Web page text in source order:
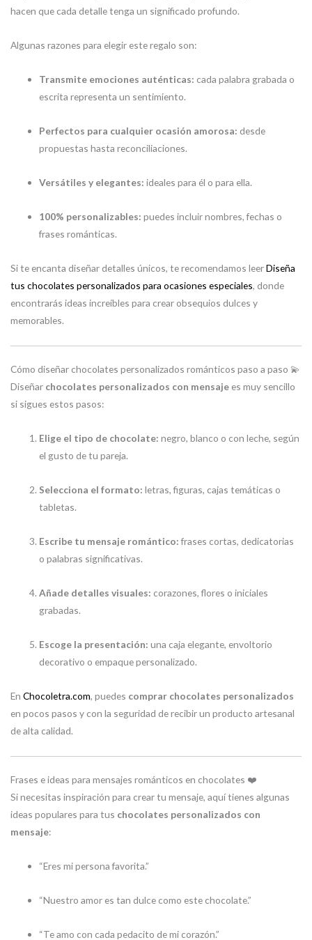
hacen que cada detalle tenga un significado profundo.
Algunas razones para elegir este regalo son:
Transmite emociones auténticas: cada palabra grabada o
escrita representa un sentimiento.
Perfectos para cualquier ocasión amorosa: desde
propuestas hasta reconciliaciones.
Versátiles y elegantes: ideales para él o para ella.
100% personalizables: puedes incluir nombres, fechas o
frases románticas.
Si te encanta diseñar detalles únicos, te recomendamos leerDiseña
tus chocolates personalizados para ocasiones especiales, donde
encontrarás ideas increíbles para crear obsequios dulces y
memorables.
Cómo diseñar chocolates personalizados románticos paso a paso 💫
Diseñar chocolates personalizados con mensaje es muy sencillo
si sigues estos pasos:
Elige el tipo de chocolate: negro, blanco o con leche, según
el gusto de tu pareja.
Selecciona el formato: letras, figuras, cajas temáticas o
tabletas.
Escribe tu mensaje romántico:frases cortas, dedicatorias
o palabras significativas.
Añade detalles visuales: corazones, flores o iniciales
grabadas.
Escoge la presentación: una caja elegante, envoltorio
decorativo o empaque personalizado.
En Chocoletra.com, puedes comprar chocolates personalizados
en pocos pasos y con la seguridad de recibir un producto artesanal
de alta calidad.
Frases e ideas para mensajes románticos en chocolates ❤️
Si necesitas inspiración para crear tu mensaje, aquí tienes algunas
ideas populares para tus chocolates personalizados con
mensaje:
“Eres mi persona favorita.”
“Nuestro amor es tan dulce como este chocolate.”
“Te amo con cada pedacito de mi corazón.”